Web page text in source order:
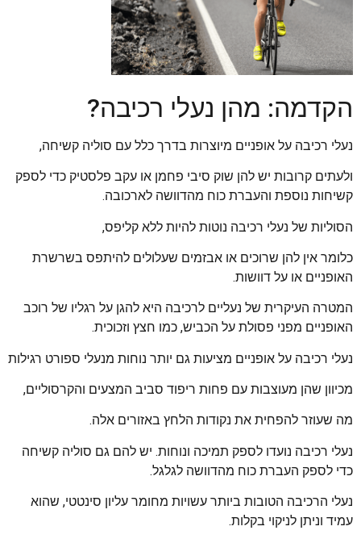
הקדמה: מהן נעלי רכיבה?
נעלי רכיבה על אופניים מיוצרות בדרך כלל עם סוליה קשיחה,
ולעתים קרובות יש להן שוק סיבי פחמן או עקב פלסטיק כדי לספק
קשיחות נוספת והעברת כוח מהדוושה לארכובה.
הסוליות של נעלי רכיבה נוטות להיות ללא קליפס,
כלומר אין להן שרוכים או אבזמים שעלולים להיתפס בשרשרת
האופניים או על דוושות.
המטרה העיקרית של נעליים לרכיבה היא להגן על רגליו של רוכב
האופניים מפני פסולת על הכביש, כמו חצץ וזכוכית.
נעלי רכיבה על אופניים מציעות גם יותר נוחות מנעלי ספורט רגילות
מכיוון שהן מעוצבות עם פחות ריפוד סביב המצעים והקרסוליים,
מה שעוזר להפחית את נקודות הלחץ באזורים אלה.
נעלי רכיבה נועדו לספק תמיכה ונוחות. יש להם גם סוליה קשיחה
כדי לספק העברת כוח מהדוושה לגלגל.
נעלי הרכיבה הטובות ביותר עשויות מחומר עליון סינטטי, שהוא
עמיד וניתן לניקוי בקלות.